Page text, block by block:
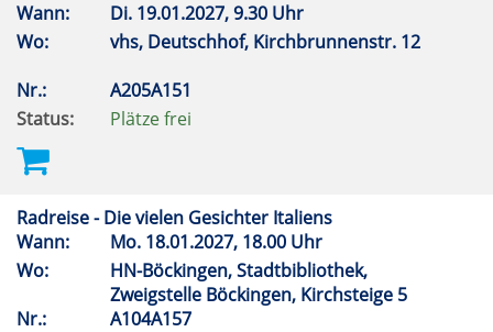
Wann:
Di. 19.01.2027, 9.30 Uhr
Wo:
vhs, Deutschhof, Kirchbrunnenstr. 12
Nr.:
A205A151
Status:
Plätze frei
Radreise - Die vielen Gesichter Italiens
Wann:
Mo. 18.01.2027, 18.00 Uhr
Wo:
HN-Böckingen, Stadtbibliothek,
Zweigstelle Böckingen, Kirchsteige 5
Nr.:
A104A157